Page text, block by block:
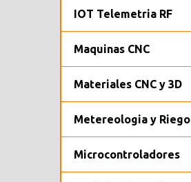
IOT Telemetria RF
Maquinas CNC
Materiales CNC y 3D
Metereologia y Riego
Microcontroladores